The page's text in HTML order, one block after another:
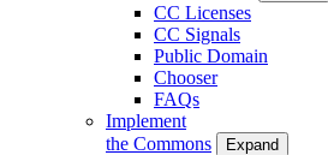
CC Licenses
CC Signals
Public Domain
Chooser
FAQs
Implement
the Commons
Expand